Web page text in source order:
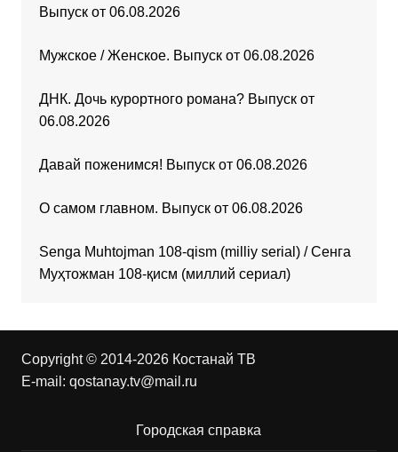
Выпуск от 06.08.2026
Мужское / Женское. Выпуск от 06.08.2026
ДНК. Дочь курортного романа? Выпуск от
06.08.2026
Давай поженимся! Выпуск от 06.08.2026
О самом главном. Выпуск от 06.08.2026
Senga Muhtojman 108-qism (milliy serial) / Сенга
Муҳтожман 108-қисм (миллий сериал)
Copyright © 2014-2026 Костанай ТВ
E-mail: qostanay.tv@mail.ru
Городская справка